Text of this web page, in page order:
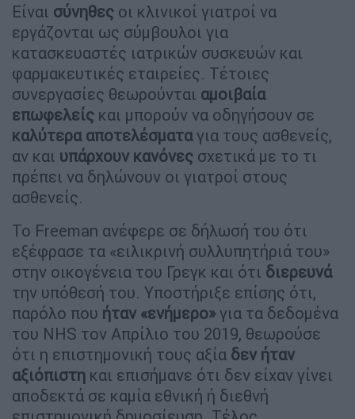
Είναι σύνηθες οι κλινικοί γιατροί να
εργάζονται ως σύμβουλοι για
κατασκευαστές ιατρικών συσκευών και
φαρμακευτικές εταιρείες. Τέτοιες
συνεργασίες θεωρούνται αμοιβαία
επωφελείς και μπορούν να οδηγήσουν σε
καλύτερα αποτελέσματαγια τους ασθενείς,
αν και υπάρχουν κανόνες σχετικά με το τι
πρέπει να δηλώνουν οι γιατροί στους
ασθενείς.
Το Freeman ανέφερε σε δήλωσή του ότι
εξέφρασε τα «ειλικρινή συλλυπητήριά του»
στην οικογένεια του Γρεγκ και ότι διερευνά
την υπόθεσή του. Υποστήριξε επίσης ότι,
παρόλο που ήταν «ενήμερο» για τα δεδομένα
του NHS τον Απρίλιο του 2019, θεωρούσε
ότι η επιστημονική τους αξία δεν ήταν
αξιόπιστη και επισήμανε ότι δεν είχαν γίνει
αποδεκτά σε καμία εθνική ή διεθνή